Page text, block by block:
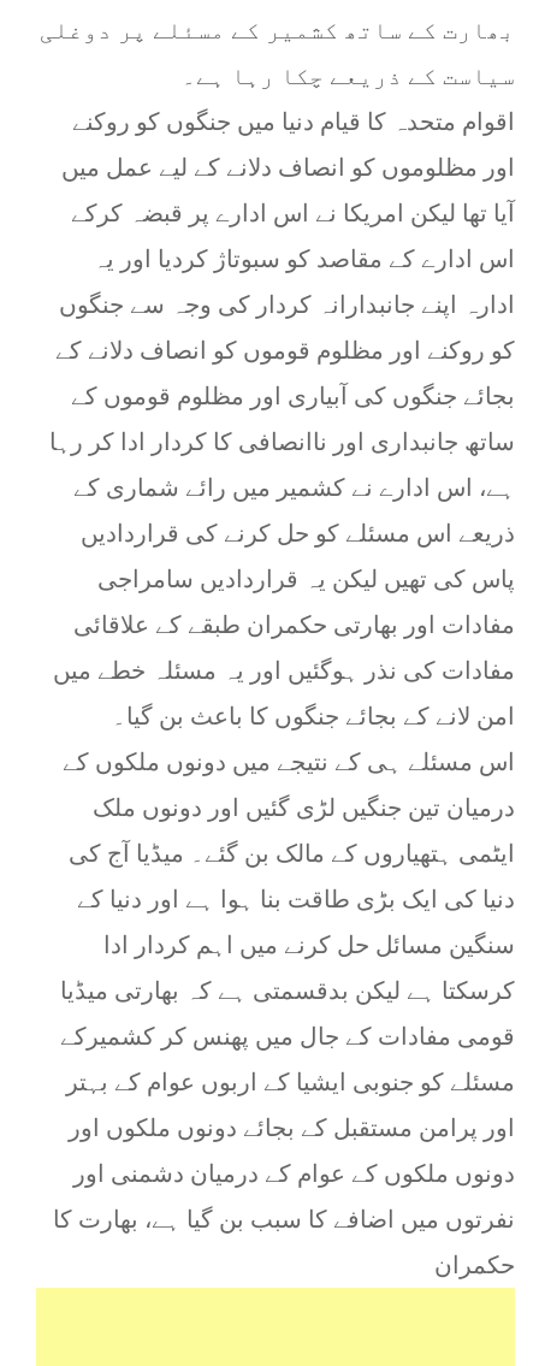
بھارت کے ساتھ کشمیر کے مسئلے پر دوغلی
سیاست کے ذریعے چکا رہا ہے۔
اقوام متحدہ کا قیام دنیا میں جنگوں کو روکنے
اور مظلوموں کو انصاف دلانے کے لیے عمل میں
آیا تھا لیکن امریکا نے اس ادارے پر قبضہ کرکے
اس ادارے کے مقاصد کو سبوتاژ کردیا اور یہ
ادارہ اپنے جانبدارانہ کردار کی وجہ سے جنگوں
کو روکنے اور مظلوم قوموں کو انصاف دلانے کے
بجائے جنگوں کی آبیاری اور مظلوم قوموں کے
ساتھ جانبداری اور ناانصافی کا کردار ادا کر رہا
ہے، اس ادارے نے کشمیر میں رائے شماری کے
ذریعے اس مسئلے کو حل کرنے کی قراردادیں
پاس کی تھیں لیکن یہ قراردادیں سامراجی
مفادات اور بھارتی حکمران طبقے کے علاقائی
مفادات کی نذر ہوگئیں اور یہ مسئلہ خطے میں
امن لانے کے بجائے جنگوں کا باعث بن گیا۔
اس مسئلے ہی کے نتیجے میں دونوں ملکوں کے
درمیان تین جنگیں لڑی گئیں اور دونوں ملک
ایٹمی ہتھیاروں کے مالک بن گئے۔ میڈیا آج کی
دنیا کی ایک بڑی طاقت بنا ہوا ہے اور دنیا کے
سنگین مسائل حل کرنے میں اہم کردار ادا
کرسکتا ہے لیکن بدقسمتی ہے کہ بھارتی میڈیا
قومی مفادات کے جال میں پھنس کر کشمیرکے
مسئلے کو جنوبی ایشیا کے اربوں عوام کے بہتر
اور پرامن مستقبل کے بجائے دونوں ملکوں اور
دونوں ملکوں کے عوام کے درمیان دشمنی اور
نفرتوں میں اضافے کا سبب بن گیا ہے، بھارت کا
حکمران